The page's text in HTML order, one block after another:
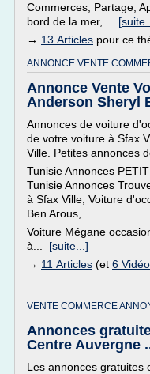
Commerces, Partage,
bord de la mer,...
→ 13 Articles pour ce
ANNONCE VENTE
Annonce Vente
Anderson Sheryl
Annonces de voiture
de votre voiture à Sfax
Ville. Petites annonces
Tunisie Annonces
Tunisie Annonces
à Sfax Ville, Voiture
Ben Arous,
Voiture Mégane
à... [suite...]
→ 11 Articles (et 6
VENTE COMMERCE
Annonces
Centre Auvergne
Les annonces gratuites